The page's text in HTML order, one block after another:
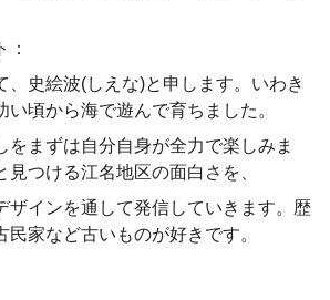
史絵波(しえな)と申します。いわき
い頃から海で遊んで育ちました。
まずは自分自身が全力で楽しみま
つける江名地区の面白さを、
インを通して発信していきます。歴
民家など古いものが好きです。